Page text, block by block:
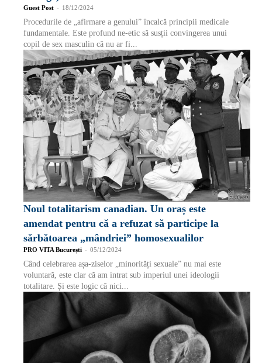
Guest Post - 18/12/2024
Procedurile de „afirmare a genului” încalcă principii medicale
fundamentale. Este profund ne-etic să susții convingerea unui
copil de sex masculin că nu ar fi...
Noul totalitarism canadian. Un oraș este
amendat pentru că a refuzat să participe la
sărbătoarea „mândriei” homosexualilor
PRO VITA București - 05/12/2024
Când celebrarea așa-ziselor „minorități sexuale” nu mai este
voluntară, este clar că am intrat sub imperiul unei ideologii
totalitare. Și este logic că nici...